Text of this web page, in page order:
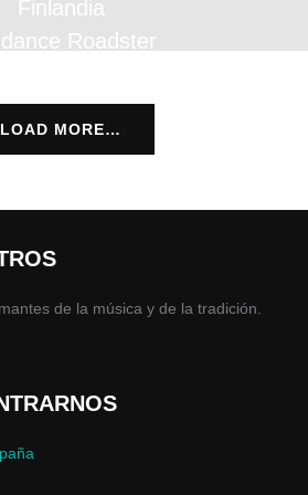
Finlandia
Roadster
LOAD MORE…
de la música y de la tradición.